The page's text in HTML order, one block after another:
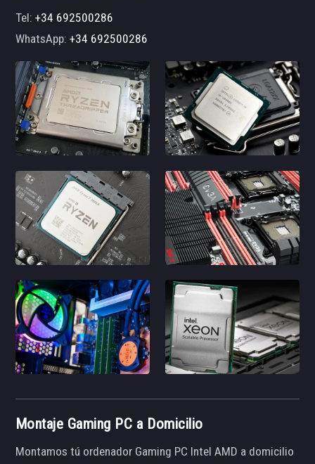
Tel:+34 692500286
WhatsApp:+34 692500286
Montaje Gaming PC a Domicilio
Montamos tú ordenador Gaming PC Intel AMD a domicilio